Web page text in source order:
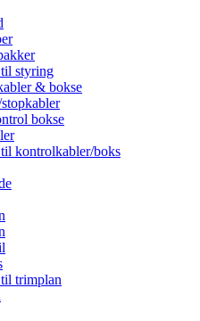
styring
& bokse
bokse
kontrolkabler/boks
trimplan